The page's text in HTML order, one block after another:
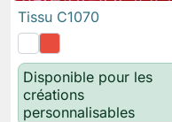
Tissu C1070
Disponible pour les
créations
personnalisables